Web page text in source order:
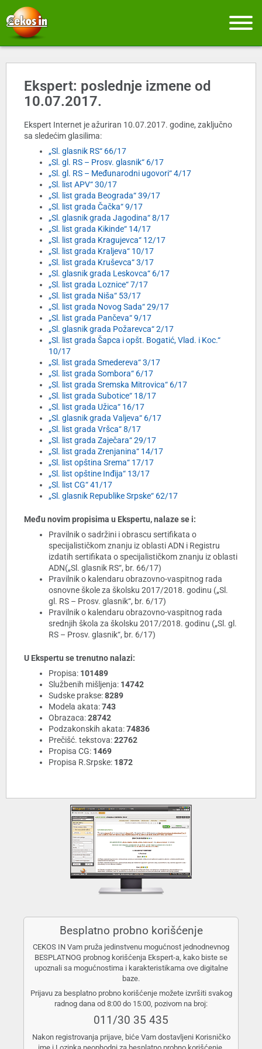
Ekspert: poslednje izmene od
10.07.2017.
Ekspert Internet je ažuriran 10.07.2017. godine, zaključno
sa sledećim glasilima:
„Sl. glasnik RS“ 66/17
„Sl. gl. RS – Prosv. glasnik“ 6/17
„Sl. gl. RS – Međunarodni ugovori“ 4/17
„Sl. list APV“ 30/17
„Sl. list grada Beograda“ 39/17
„Sl. list grada Čačka“ 9/17
„Sl. glasnik grada Jagodina“ 8/17
„Sl. list grada Kikinde“ 14/17
„Sl. list grada Kragujevca“ 12/17
„Sl. list grada Kraljeva“ 10/17
„Sl. list grada Kruševca“ 3/17
„Sl. glasnik grada Leskovca“ 6/17
„Sl. list grada Loznice“ 7/17
„Sl. list grada Niša“ 53/17
„Sl. list grada Novog Sada“ 29/17
„Sl. list grada Pančeva“ 9/17
„Sl. glasnik grada Požarevca“ 2/17
„Sl. list grada Šapca i opšt. Bogatić, Vlad. i Koc.“
10/17
„Sl. list grada Smedereva“ 3/17
„Sl. list grada Sombora“ 6/17
„Sl. list grada Sremska Mitrovica“ 6/17
„Sl. list grada Subotice“ 18/17
„Sl. list grada Užica“ 16/17
„Sl. glasnik grada Valjeva“ 6/17
„Sl. list grada Vršca“ 8/17
„Sl. list grada Zaječara“ 29/17
„Sl. list grada Zrenjanina“ 14/17
„Sl. list opština Srema“ 17/17
„Sl. list opštine Inđija“ 13/17
„Sl. list CG“ 41/17
„Sl. glasnik Republike Srpske“ 62/17
Među novim propisima u Ekspertu, nalaze se i:
Pravilnik o sadržini i obrascu sertifikata o
specijalističkom znanju iz oblasti ADN i Registru
izdatih sertifikata o specijalističkom znanju iz oblasti
ADN(„Sl. glasnik RS“, br. 66/17)
Pravilnik o kalendaru obrazovno-vaspitnog rada
osnovne škole za školsku 2017/2018. godinu („Sl.
gl. RS – Prosv. glasnik“, br. 6/17)
Pravilnik o kalendaru obrazovno-vaspitnog rada
srednjih škola za školsku 2017/2018. godinu („Sl. gl.
RS – Prosv. glasnik“, br. 6/17)
U Ekspertu se trenutno nalazi:
Propisa: 101489
Službenih mišljenja: 14742
Sudske prakse:8289
Modela akata:743
Obrazaca:28742
Podzakonskih akata:74836
Prečišć. tekstova:22762
Propisa CG: 1469
Propisa R.Srpske: 1872
Besplatno probno korišćenje
CEKOS IN Vam pruža jedinstvenu mogućnost jednodnevnog
BESPLATNOG probnog korišćenja Ekspert-a, kako biste se
upoznali sa mogućnostima i karakteristikama ove digitalne
baze.
Prijavu za besplatno probno korišćenje možete izvršiti svakog
radnog dana od 8:00 do 15:00, pozivom na broj:
011/30 35 435
Nakon registrovanja prijave, biće Vam dostavljeni Korisničko